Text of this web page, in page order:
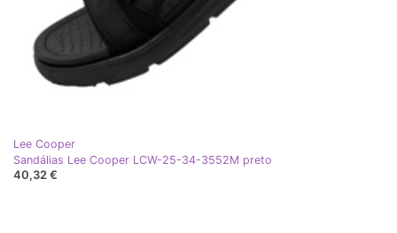
Lee Cooper
Sandálias Lee Cooper LCW-25-34-3552M preto
40,32 €